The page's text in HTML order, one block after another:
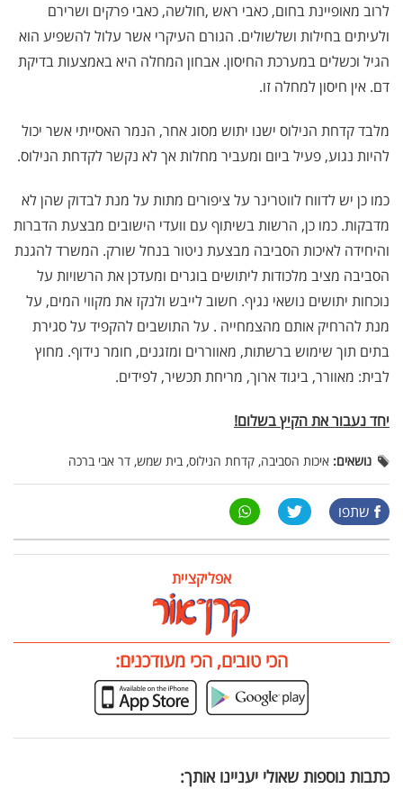
לרוב מאופיינת בחום, כאבי ראש ,חולשה, כאבי פרקים ושרירם
ולעיתים בחילות ושלשולים. הגורם העיקרי אשר עלול להשפיע הוא
הגיל וכשלים במערכת החיסון. אבחון המחלה היא באמצעות בדיקת
דם. אין חיסון למחלה זו.
מלבד קדחת הנילוס ישנו יתוש מסוג אחר, הנמר האסייתי אשר יכול
להיות נגוע, פעיל ביום ומעביר מחלות אך לא נקשר לקדחת הנילוס.
כמו כן יש לדווח לווטרינר על ציפורים מתות על מנת לבדוק שהן לא
מדבקות. כמו כן, הרשות בשיתוף עם וועדי הישובים מבצעת הדברות
והיחידה לאיכות הסביבה מבצעת ניטור בנחל שורק. המשרד להגנת
הסביבה מציב מלכודות ליתושים בוגרים ומעדכן את הרשויות על
נוכחות יתושים נושאי נגיף. חשוב לייבש ולנקז את מקווי המים, על
מנת להרחיק אותם מהצמחייה . על התושבים להקפיד על סגירת
בתים תוך שימוש ברשתות, מאווררים ומזגנים, חומר נידוף. מחוץ
לבית: מאוורר, ביגוד ארוך, מריחת תכשיר, לפידים.
יחד נעבור את הקיץ בשלום!
נושאים: איכות הסביבה, קדחת הנילוס, בית שמש, דר אבי ברכה
שתפו
אפליקציית
הכי טובים, הכי מעודכנים:
כתבות נוספות שאולי יעניינו אותך: